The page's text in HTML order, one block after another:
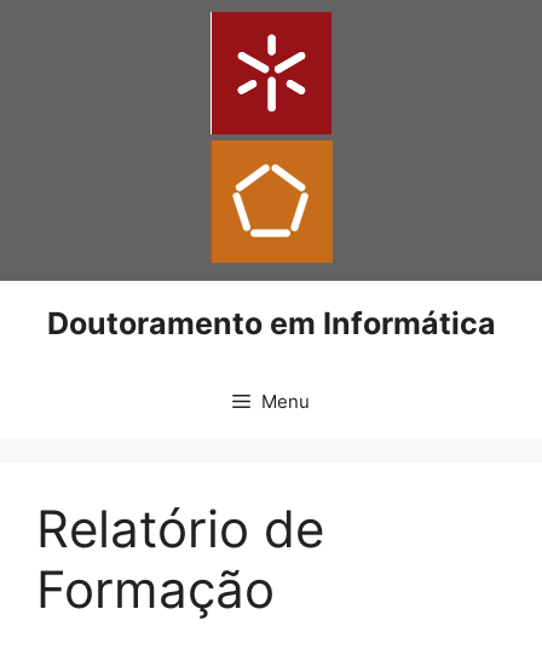
Doutoramento em Informática
Menu
Relatório de
Formação